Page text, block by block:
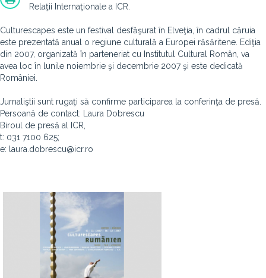
Relaţii Internaţionale a ICR.
Culturescapes este un festival desfăşurat în Elveţia, în cadrul căruia
este prezentată anual o regiune culturală a Europei răsăritene. Ediţia
din 2007, organizată în parteneriat cu Institutul Cultural Român, va
avea loc în lunile noiembrie şi decembrie 2007 şi este dedicată
României.
Jurnaliştii sunt rugaţi să confirme participarea la conferinţa de presă.
Persoană de contact: Laura Dobrescu
Biroul de presă al ICR,
t: 031 7100 625;
e: laura.dobrescu@icr.ro